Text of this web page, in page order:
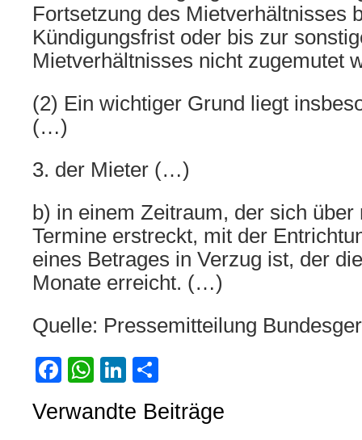
Fortsetzung des Mietverhältnisses
Kündigungsfrist oder bis zur
Mietverhältnisses nicht zugemutet
(2) Ein wichtiger Grund liegt
(…)
3. der Mieter (…)
b) in einem Zeitraum, der sich
Termine erstreckt, mit der
eines Betrages in Verzug ist, der
Monate erreicht. (…)
Quelle: Pressemitteilung
Facebook
WhatsApp
LinkedIn
Verwandte Beiträge